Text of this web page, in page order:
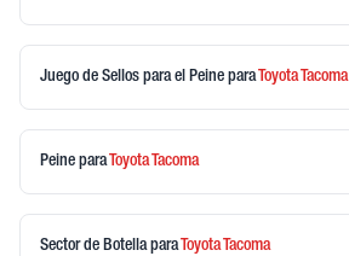
Juego de Sellos para el Peine paraToyotaTacoma
Peine paraToyotaTacoma
Sector de BotellaparaToyotaTacoma